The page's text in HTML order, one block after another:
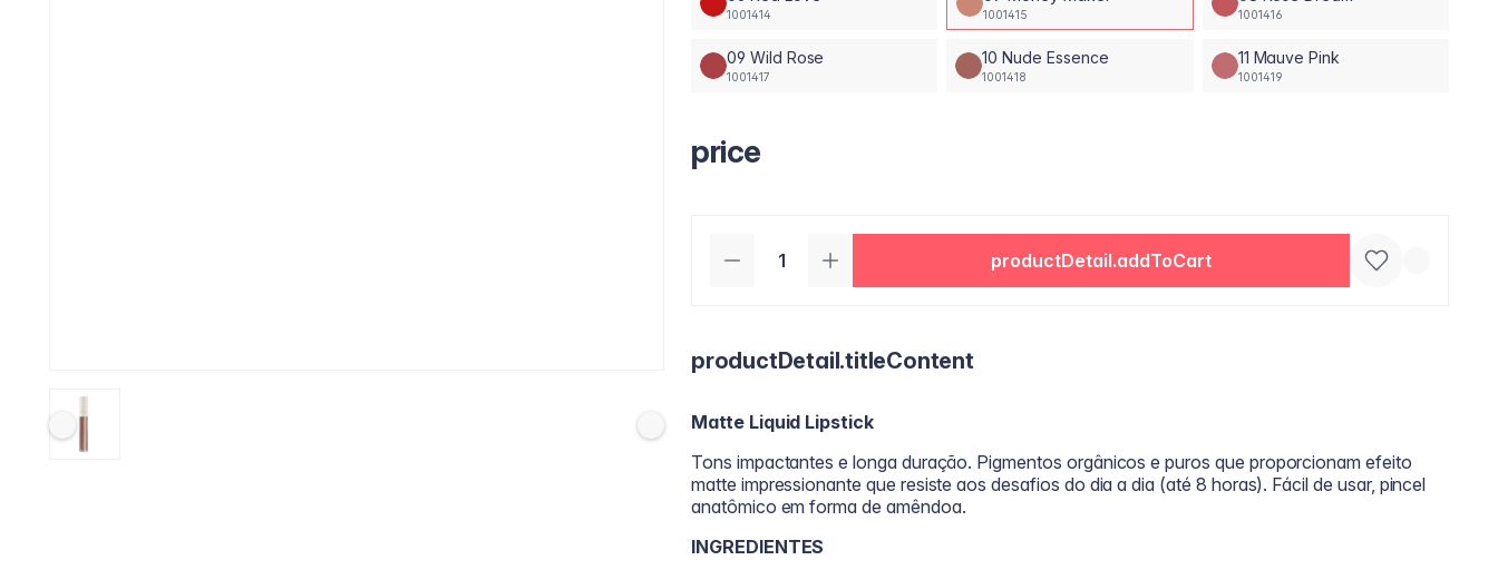
1001414 1001415 1001416
09 Wild Rose
1001417
10 Nude Essence
1001418
11 Mauve Pink
1001419
price
productDetail.addToCart
productDetail.titleContent
Matte Liquid Lipstick
Tons impactantes e longa duração. Pigmentos orgânicos e puros que proporcionam efeito
matte impressionante que resiste aos desafios do dia a dia (até 8 horas). Fácil de usar, pincel
anatômico em forma de amêndoa.
INGREDIENTES